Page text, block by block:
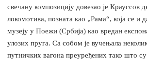
свечану композицију довезао је Крауссов
локомотива, позната као „Рама“, која се и
музеју у Поежи (Србија) као вредан
улозих пруга. Са собом је вучењала
путничких вагона преуређених тако што